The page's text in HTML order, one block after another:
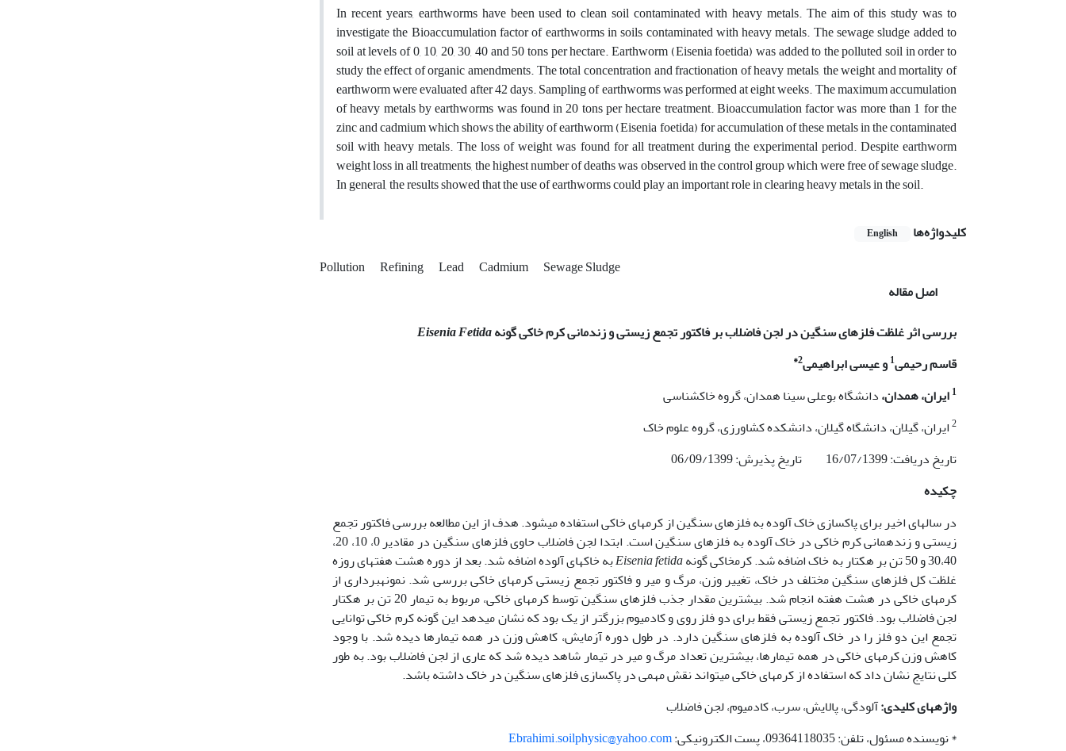
In recent years, earthworms have been used to clean soil contaminated with heavy metals. The aim of this study was to
investigate the Bioaccumulation factor of earthworms in soils contaminated with heavy metals. The sewage sludge added to
soil at levels of 0, 10, 20, 30, 40 and 50 tons per hectare. Earthworm (Eisenia foetida) was added to the polluted soil in order to
study the effect of organic amendments. The total concentration and fractionation of heavy metals, the weight and mortality of
earthworm were evaluated after 42 days. Sampling of earthworms was performed at eight weeks. The maximum accumulation
of heavy metals by earthworms was found in 20 tons per hectare treatment. Bioaccumulation factor was more than 1 for the
zinc and cadmium which shows the ability of earthworm (Eisenia foetida) for accumulation of these metals in the contaminated
soil with heavy metals. The loss of weight was found for all treatment during the experimental period. Despite earthworm
weight loss in all treatments, the highest number of deaths was observed in the control group which were free of sewage sludge.
In general, the results showed that the use of earthworms could play an important role in clearing heavy metals in the soil.
کلیدواژه‌ها
English
Pollution Refining Lead Cadmium
Sewage Sludge
اصل مقاله
بررسی اثر غلظت فلز­های سنگین در لجن فاضلاب بر فاکتور تجمع زیستی و زندمانی کرم خاکی گونهEisenia Fetida
قاسم رحیمی1و عیسی ابراهیمی2*
1ایران، همدان،دانشگاه بوعلی سینا همدان، گروه خاکشناسی
2ایران، گیلان، دانشگاه گیلان، دانشکده کشاورزی، گروه علوم خاک
تاریخ دریافت: 16/07/1399 تاریخ پذیرش: 06/09/1399
چکیده
در سال­های اخیر برای پاکسازی خاک آلوده به فلزهای سنگین از کرم­های خاکی استفاده می­شود. هدف از این مطالعه بررسی فاکتور تجمع
زیستی و زنده­مانی کرم خاکی در خاک آلوده به فلزهای سنگین است. ابتدا لجن فاضلاب حاوی فلزهای سنگین در مقادیر 0، 10، 20،
30،40 و 50 تن بر هکتار به خاک اضافه شد. کرم­خاکی گونه
Eisenia fetidaبه خاک­های آلوده اضافه شد. بعد از دوره هشت هفته­ای روزه
غلظت کل فلزهای­ سنگین مختلف در خاک، تغییر وزن، مرگ و میر و فاکتور تجمع زیستی کرم­های خاکی بررسی شد. نمونه­برداری از
کرم­های خاکی در هشت هفته انجام شد. بیش­ترین مقدار جذب فلزهای سنگین توسط کرم­های خاکی، مربوط به تیمار 20 تن بر هکتار
لجن فاضلاب بود. فاکتور تجمع زیستی فقط برای دو فلز روی و کادمیوم بزرگ­تر از یک بود که نشان می­دهد این گونه کرم خاکی توانایی
تجمع این دو فلز را در خاک آلوده به فلزهای سنگین دارد. در طول دوره آزمایش، کاهش وزن در همه تیمارها دیده شد. با وجود
کاهش وزن کرم­های خاکی در همه تیمارها، بیش­ترین تعداد مرگ و میر در تیمار شاهد دیده شد که عاری از لجن فاضلاب بود. به طور
کلی نتایج نشان داد که استفاده از کرم­های خاکی می­تواند نقش مهمی در پاکسازی فلزهای سنگین در خاک داشته باشد.
واژه­های کلیدی:آلودگی، پالایش، سرب، کادمیوم، لجن فاضلاب
* نویسنده مسئول، تلفن: 09364118035، پست الکترونیکی:
Ebrahimi.soilphysic@yahoo.com